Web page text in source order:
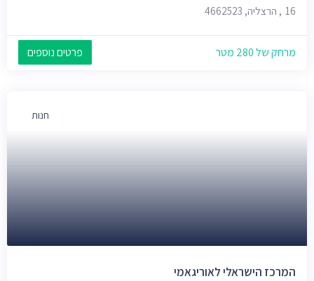
16, הרצליה, 4662523
מרחק של 280 מטר פרטים נוספים
חנות
המרכז הישראלי לאוריגאמי